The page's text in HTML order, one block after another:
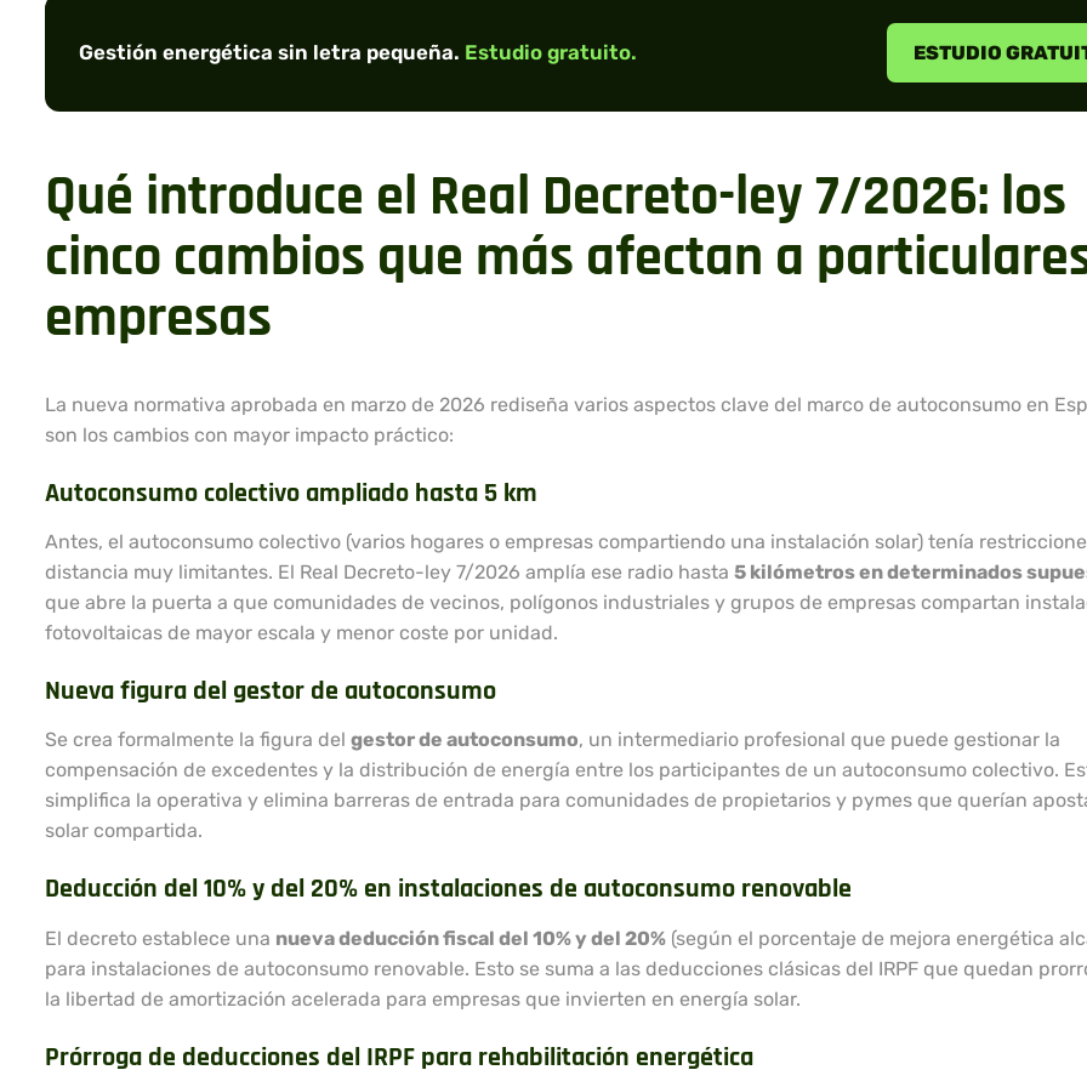
Gestión energética sin letra pequeña. Estudio gratuito. ESTUDIO
Qué introduce el Real Decreto-ley 7/2026: los
cinco cambios que más afectan a
empresas
La nueva normativa aprobada en marzo de 2026 rediseña varios aspectos clave del marco de autoconsumo en
son los cambios con mayor impacto práctico:
Autoconsumo colectivo ampliado hasta 5 km
Antes, el autoconsumo colectivo (varios hogares o empresas compartiendo una instalación solar) tenía
distancia muy limitantes. El Real Decreto-ley 7/2026 amplía ese radio hasta 5 kilómetros en determinados
que abre la puerta a que comunidades de vecinos, polígonos industriales y grupos de empresas compartan
fotovoltaicas de mayor escala y menor coste por unidad.
Nueva figura del gestor de autoconsumo
Se crea formalmente la figura del gestor de autoconsumo, un intermediario profesional que puede gestionar la
compensación de excedentes y la distribución de energía entre los participantes de un autoconsumo colectivo.
simplifica la operativa y elimina barreras de entrada para comunidades de propietarios y pymes que querían
solar compartida.
Deducción del 10% y del 20% en instalaciones de autoconsumo renovable
El decreto establece una nueva deducción fiscal del 10% y del 20% (según el porcentaje de mejora energética
para instalaciones de autoconsumo renovable. Esto se suma a las deducciones clásicas del IRPF que quedan
la libertad de amortización acelerada para empresas que invierten en energía solar.
Prórroga de deducciones del IRPF para rehabilitación energética